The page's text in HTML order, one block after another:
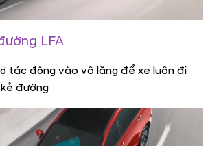
LFA
tác động vào vô lăng để xe luôn đi
đường